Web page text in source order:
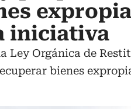
iniciativa
Ley Orgánica de
bienes